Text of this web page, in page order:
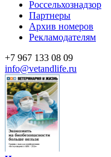
Россельхознадзор
Партнеры
Архив номеров
Рекламодателям
+7 967 133 08 09
info@vetandlife.ru